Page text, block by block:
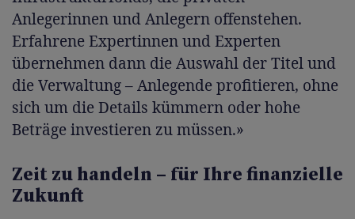
Anlegerinnen und Anlegern offenstehen.
Erfahrene Expertinnen und Experten
übernehmen dann die Auswahl der Titel und
die Verwaltung – Anlegende profitieren, ohne
sich um die Details kümmern oder hohe
Beträge investieren zu müssen.»
Zeit zu handeln – für Ihre finanzielle
Zukunft